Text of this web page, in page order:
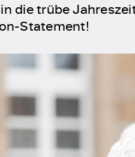
die trübe
Statement!